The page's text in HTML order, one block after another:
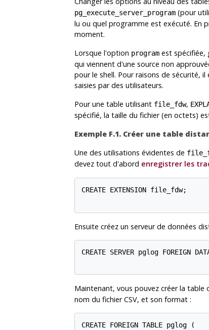
pg_execute_server_program (pour
lu ou quel programme est exécuté. En
moment.
Lorsque l'option program est spécifiée,
qui viennent d'une source non
pour le shell. Pour raisons de sécurité,
saisies par des utilisateurs.
Pour une table utilisant file_fdw,
spécifié, la taille du fichier (en octets)
Exemple F.1. Créer une table
Une des utilisations évidentes de
devez tout d'abord enregistrer les
CREATE EXTENSION file_fdw;
Ensuite créez un serveur de données
CREATE SERVER pglog FOREIGN
Maintenant, vous pouvez créer la table
nom du fichier CSV, et son format :
CREATE FOREIGN TABLE pglog (